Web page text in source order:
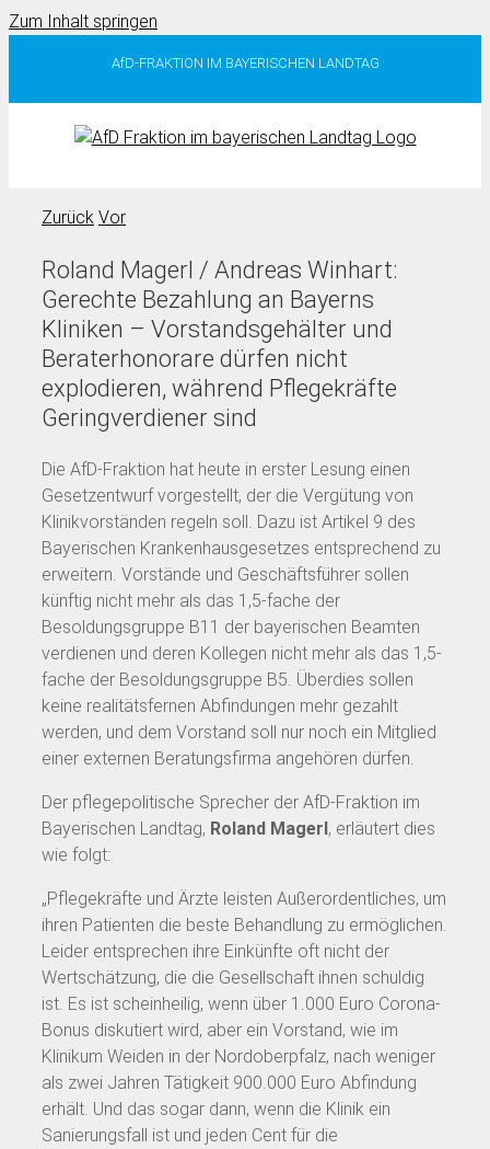
Zum Inhalt springen
AfD-FRAKTION IM BAYERISCHEN LANDTAG
Zurück Vor
Roland Magerl / Andreas Winhart:
Gerechte Bezahlung an Bayerns
Kliniken – Vorstandsgehälter und
Beraterhonorare dürfen nicht
explodieren, während Pflegekräfte
Geringverdiener sind
Die AfD-Fraktion hat heute in erster Lesung einen
Gesetzentwurf vorgestellt, der die Vergütung von
Klinikvorständen regeln soll. Dazu ist Artikel 9 des
Bayerischen Krankenhausgesetzes entsprechend zu
erweitern. Vorstände und Geschäftsführer sollen
künftig nicht mehr als das 1,5-fache der
Besoldungsgruppe B11 der bayerischen Beamten
verdienen und deren Kollegen nicht mehr als das 1,5-
fache der Besoldungsgruppe B5. Überdies sollen
keine realitätsfernen Abfindungen mehr gezahlt
werden, und dem Vorstand soll nur noch ein Mitglied
einer externen Beratungsfirma angehören dürfen.
Der pflegepolitische Sprecher der AfD-Fraktion im
Bayerischen Landtag, Roland Magerl, erläutert dies
wie folgt:
„Pflegekräfte und Ärzte leisten Außerordentliches, um
ihren Patienten die beste Behandlung zu ermöglichen.
Leider entsprechen ihre Einkünfte oft nicht der
Wertschätzung, die die Gesellschaft ihnen schuldig
ist. Es ist scheinheilig, wenn über 1.000 Euro Corona-
Bonus diskutiert wird, aber ein Vorstand, wie im
Klinikum Weiden in der Nordoberpfalz, nach weniger
als zwei Jahren Tätigkeit 900.000 Euro Abfindung
erhält. Und das sogar dann, wenn die Klinik ein
Sanierungsfall ist und jeden Cent für die